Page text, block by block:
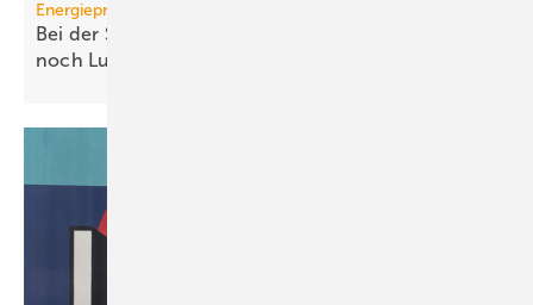
Energiepreise
Bei der Strompreissenkung für Wärmepumpen ist
noch Luft